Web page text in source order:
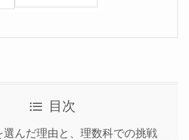
目次
選んだ理由と、理数科での挑戦